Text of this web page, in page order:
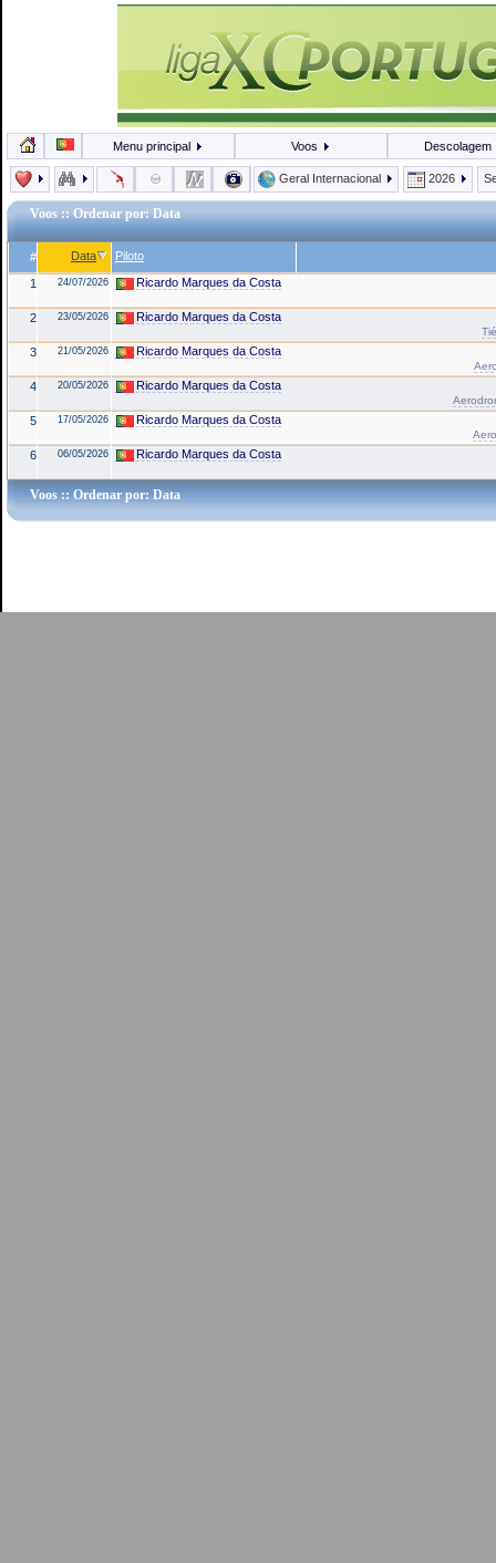
Menu principal Voos Descolagem
Geral Internacional 2026
Voos :: Ordenar por: Data
# Data Piloto
1 24/07/2026 Ricardo Marques da Costa
2 23/05/2026 Ricardo Marques da Costa
3 21/05/2026 Ricardo Marques da Costa
4 20/05/2026 Ricardo Marques da Costa
5 17/05/2026 Ricardo Marques da Costa
6 06/05/2026 Ricardo Marques da Costa
Voos :: Ordenar por: Data